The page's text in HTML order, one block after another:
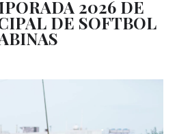
2026 DE
DE SOFTBOL